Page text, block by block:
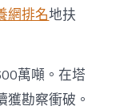
網排名地扶
萬噸。在塔
勘察衝破。